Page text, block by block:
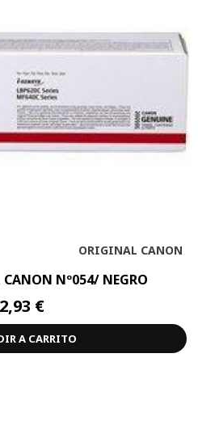
ORIGINAL CANON
Nº054/ NEGRO
€
A CARRITO